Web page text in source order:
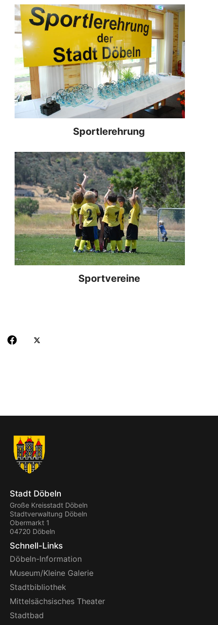
Sportlerehrung
Sportvereine
Stadt Döbeln
Große Kreisstadt Döbeln
Stadtverwaltung Döbeln
Obermarkt 1
04720 Döbeln
Schnell-Links
Döbeln-Information
Museum/Kleine Galerie
Stadtbibliothek
Mittelsächsisches Theater
Stadtbad